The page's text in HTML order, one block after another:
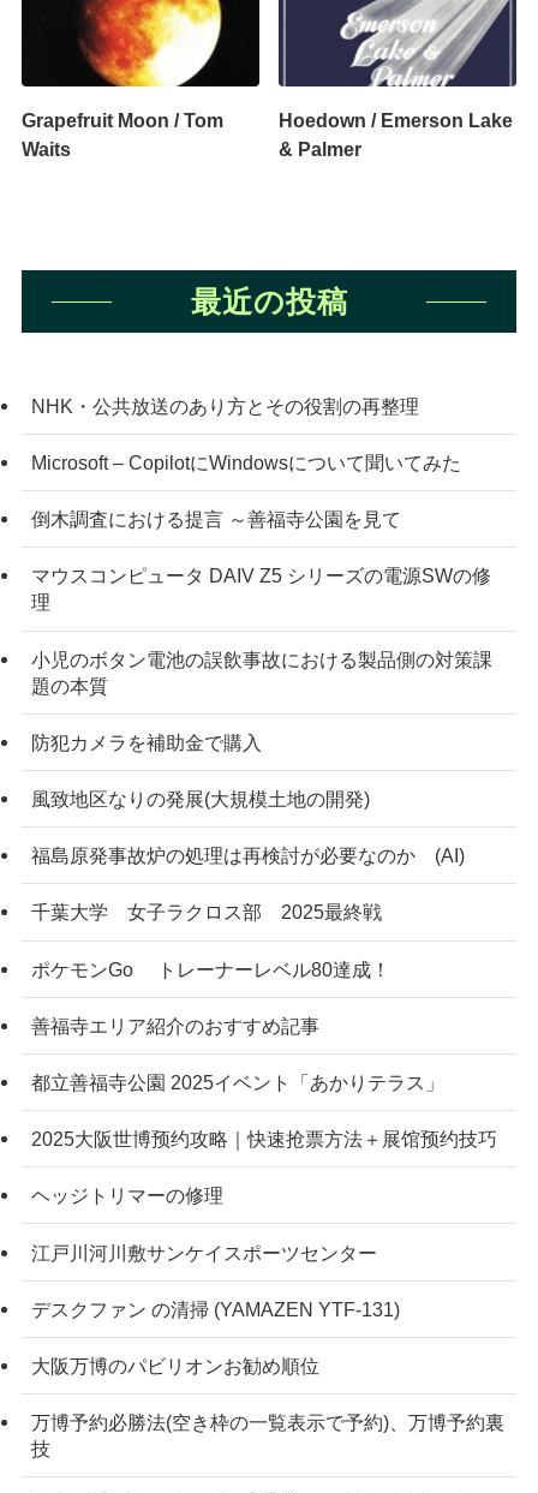
Grapefruit Moon / Tom
Waits
Hoedown / Emerson Lake
& Palmer
最近の投稿
NHK・公共放送のあり方とその役割の再整理
Microsoft – CopilotにWindowsについて聞いてみた
倒木調査における提言 ～善福寺公園を見て
マウスコンピュータ DAIV Z5 シリーズの電源SWの修
理
小児のボタン電池の誤飲事故における製品側の対策課
題の本質
防犯カメラを補助金で購入
風致地区なりの発展(大規模土地の開発)
福島原発事故炉の処理は再検討が必要なのか (AI)
千葉大学 女子ラクロス部 2025最終戦
ポケモンGo トレーナーレベル80達成！
善福寺エリア紹介のおすすめ記事
都立善福寺公園 2025イベント「あかりテラス」
2025大阪世博预约攻略｜快速抢票方法＋展馆预约技巧
ヘッジトリマーの修理
江戸川河川敷サンケイスポーツセンター
デスクファン の清掃 (YAMAZEN YTF-131)
大阪万博のパビリオンお勧め順位
万博予約必勝法(空き枠の一覧表示で予約)、万博予約裏
技